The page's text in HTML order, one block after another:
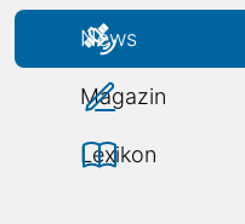
News
Magazin
Lexikon